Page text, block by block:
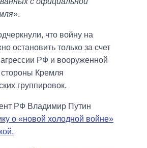
».
что войну на
остановить только за счет
РФ и вооруженной
Кремля
группировок.
РФ Владимир Путин
о «новой холодной войне»